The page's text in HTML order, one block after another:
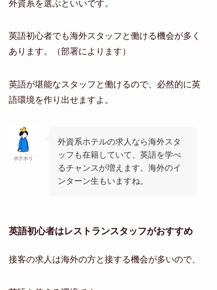
外資系を選ぶといいです。
英語初心者でも海外スタッフと働ける機会が多く
あります。（部署によります）
英語が堪能なスタッフと働けるので、必然的に英
語環境を作り出せますよ。
ボクホリ
外資系ホテルの求人なら海外スタ
ッフも在籍していて、英語を学べ
るチャンスが増えます。海外のイ
ンターン生もいますね。
英語初心者はレストランスタッフがおすすめ
接客の求人は海外の方と接する機会が多いので、